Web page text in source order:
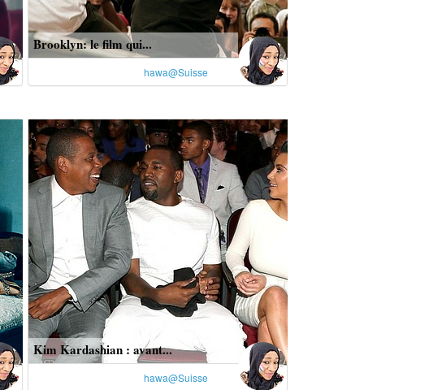
Brooklyn: le film qui...
hawa@Suisse
Kim Kardashian : avant...
hawa@Suisse